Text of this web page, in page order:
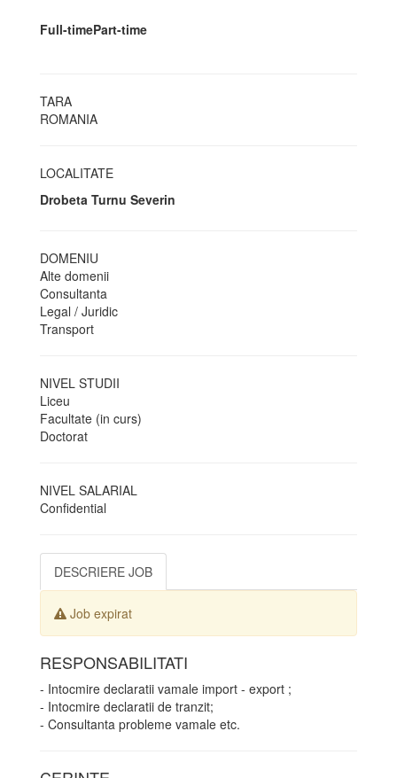
Full-timePart-time
TARA
ROMANIA
LOCALITATE
Drobeta Turnu Severin
DOMENIU
Alte domenii
Consultanta
Legal / Juridic
Transport
NIVEL STUDII
Liceu
Facultate (in curs)
Doctorat
NIVEL SALARIAL
Confidential
DESCRIERE JOB
Job expirat
RESPONSABILITATI
- Intocmire declaratii vamale import - export ;
- Intocmire declaratii de tranzit;
- Consultanta probleme vamale etc.